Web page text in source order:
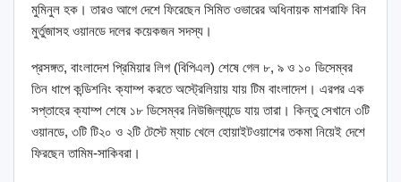
মুমিনুল হক। তারও আগে দেশে ফিরেছেন সিমিত ওভারের অধিনায়ক মাশরাফি বিন
মুর্তুজাসহ ওয়ানডে দলের কয়েকজন সদস্য।
প্রসঙ্গত, বাংলাদেশ প্রিমিয়ার লিগ (বিপিএল) শেষে গেল ৮, ৯ ও ১০ ডিসেম্বর
তিন ধাপে কন্ডিশনিং ক্যাম্প করতে অস্ট্রেলিয়ায় যায় টিম বাংলাদেশ। এরপর এক
সপ্তাহের ক্যাম্প শেষে ১৮ ডিসেম্বর নিউজিল্যান্ডে যায় তারা। কিন্তু সেখানে ৩টি
ওয়ানডে, ৩টি টি২০ ও ২টি টেস্টে ম্যাচ খেলে হোয়াইটওয়াশের তকমা নিয়েই দেশে
ফিরছেন তামিম-সাকিবরা।